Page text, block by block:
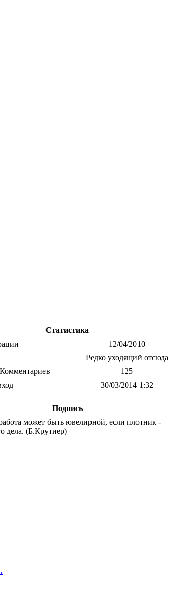
Статистика
12/04/2010
Редко уходящий отсюда
125
30/03/2014 1:32
Подпись
может быть ювелирной, если плотник -
дела. (Б.Крутиер)